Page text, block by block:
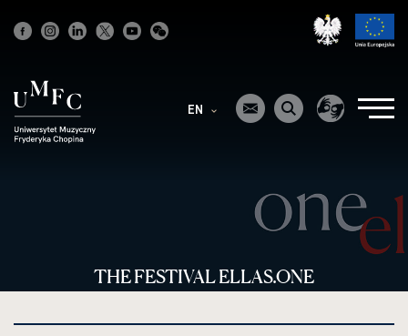
EN
THE FESTIVAL ELLAS.ONE